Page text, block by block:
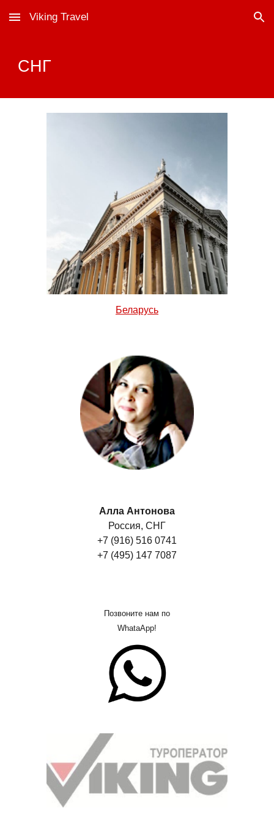
Skip to main content Skip to navigation
Viking Travel
СНГ
Беларусь
Алла Антонова
Россия, СНГ
+7 (916) 516 0741
+7 (495) 147 7087
Позвоните нам по
WhataApp!